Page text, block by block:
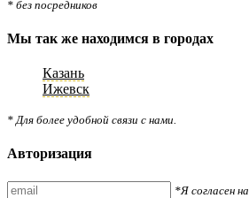
* без посредников
Мы так же находимся в городах
Казань
Ижевск
* Для более удобной связи с нами.
Авторизация
*Я согласен на